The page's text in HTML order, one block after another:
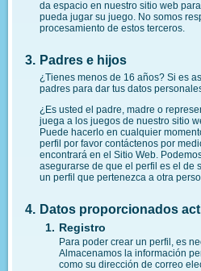
da espacio en nuestro sitio web
pueda jugar su juego. No somos
procesamiento de estos terceros.
Padres e hijos
¿Tienes menos de 16 años? Si es
padres para dar tus datos
¿Es usted el padre, madre o
juega a los juegos de nuestro sitio
Puede hacerlo en cualquier
perfil por favor contáctenos por
encontrará en el Sitio Web.
asegurarse de que el perfil es el de
un perfil que pertenezca a otra
Datos proporcionados
Registro
Para poder crear un perfil, es
Almacenamos la información
como su dirección de correo